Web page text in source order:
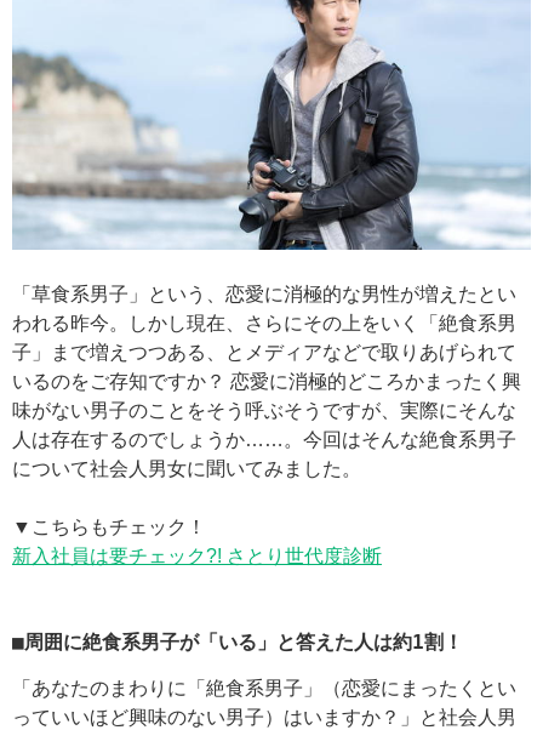
「草食系男子」という、恋愛に消極的な男性が増えたとい
われる昨今。しかし現在、さらにその上をいく「絶食系男
子」まで増えつつある、とメディアなどで取りあげられて
いるのをご存知ですか？ 恋愛に消極的どころかまったく興
味がない男子のことをそう呼ぶそうですが、実際にそんな
人は存在するのでしょうか……。今回はそんな絶食系男子
について社会人男女に聞いてみました。
▼こちらもチェック！
新入社員は要チェック?! さとり世代度診断
■周囲に絶食系男子が「いる」と答えた人は約1割！
「あなたのまわりに「絶食系男子」（恋愛にまったくとい
っていいほど興味のない男子）はいますか？」と社会人男